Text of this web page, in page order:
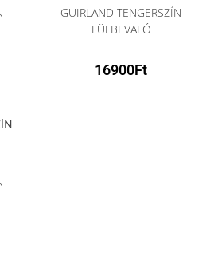
GUIRLAND TENGERSZÍN
FÜLBEVALÓ
16900Ft